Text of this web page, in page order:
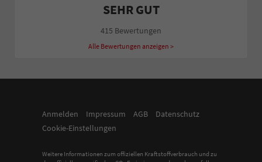
SEHR GUT
415 Bewertungen
Alle Bewertungen anzeigen >
Anmelden Impressum AGB
Datenschutz
Cookie-Einstellungen
Weitere Informationen zum offiziellen Kraftstoffverbrauch und zu